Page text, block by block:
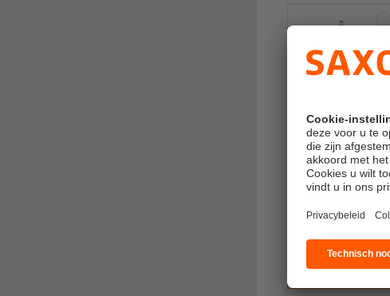
watertank
LEVERTIJD
Standaard